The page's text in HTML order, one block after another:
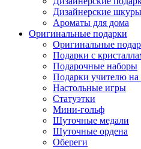
Дизайнерские
Ароматы для дома
Оригинальные подарки
Оригинальные
Подарки с
Подарочные наборы
Подарки учителю
Настольные игры
Статуэтки
Мини-гольф
Шуточные медали
Шуточные ордена
Обереги